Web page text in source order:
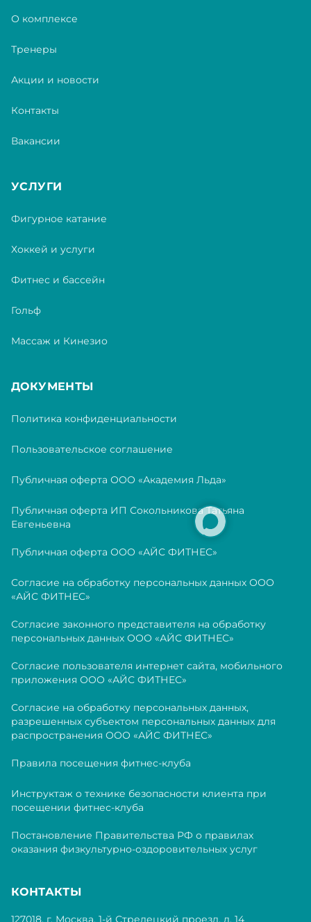
О комплексе
Тренеры
Акции и новости
Контакты
Вакансии
УСЛУГИ
Фигурное катание
Хоккей и услуги
Фитнес и бассейн
Гольф
Массаж и Кинезио
ДОКУМЕНТЫ
Политика конфиденциальности
Пользовательское соглашение
Публичная оферта ООО «Академия Льда»
Публичная оферта ИП Сокольникова Татьяна
Евгеньевна
Публичная оферта ООО «АЙС ФИТНЕС»
Согласие на обработку персональных данных ООО
«АЙС ФИТНЕС»
Согласие законного представителя на обработку
персональных данных ООО «АЙС ФИТНЕС»
Согласие пользователя интернет сайта, мобильного
приложения ООО «АЙС ФИТНЕС»
Согласие на обработку персональных данных,
разрешенных субъектом персональных данных для
распространения ООО «АЙС ФИТНЕС»
Правила посещения фитнес-клуба
Инструктаж о технике безопасности клиента при
посещении фитнес-клуба
Постановление Правительства РФ о правилах
оказания физкультурно-оздоровительных услуг
КОНТАКТЫ
127018, г. Москва, 1-й Стрелецкий проезд, д. 14